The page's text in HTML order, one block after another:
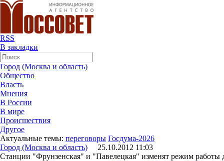
RSS
В закладки
Город (Москва и область)
Общество
Власть
Мнения
В России
В мире
Происшествия
Другое
Актуальные темы: переговоры Госдума-2026
Город (Москва и область) 25.10.2012 11:03
Станции "Фрунзенская" и "Павелецкая" изменят режим работы